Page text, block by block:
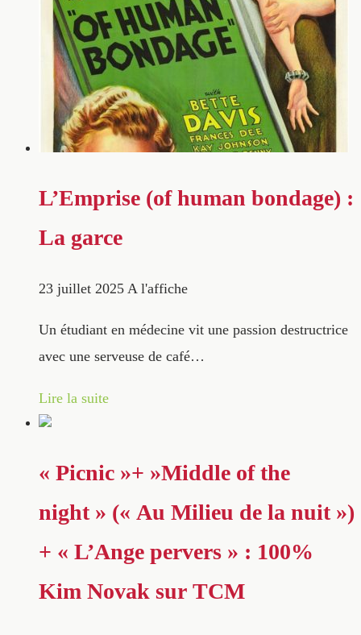
L’Emprise (of human bondage) :
La garce
23 juillet 2025 A l'affiche
Un étudiant en médecine vit une passion destructrice
avec une serveuse de café…
Lire la suite
« Picnic »+ »Middle of the
night » (« Au Milieu de la nuit »)
+ « L’Ange pervers » : 100%
Kim Novak sur TCM